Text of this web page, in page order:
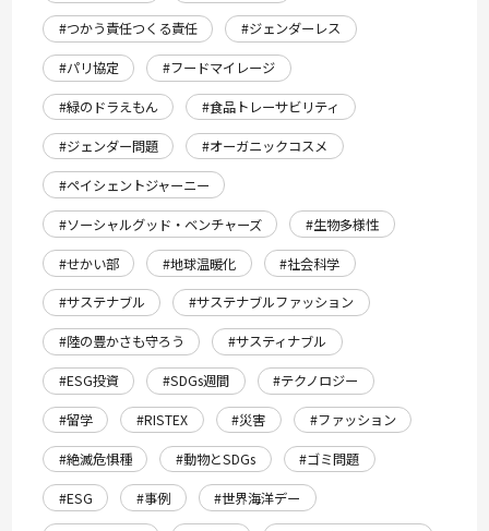
#つかう責任つくる責任
#ジェンダーレス
#パリ協定
#フードマイレージ
#緑のドラえもん
#食品トレーサビリティ
#ジェンダー問題
#オーガニックコスメ
#ペイシェントジャーニー
#ソーシャルグッド・ベンチャーズ
#生物多様性
#せかい部
#地球温暖化
#社会科学
#サステナブル
#サステナブルファッション
#陸の豊かさも守ろう
#サスティナブル
#ESG投資
#SDGs週間
#テクノロジー
#留学
#RISTEX #災害
#ファッション
#絶滅危惧種
#動物とSDGs
#ゴミ問題
#ESG
#事例
#世界海洋デー